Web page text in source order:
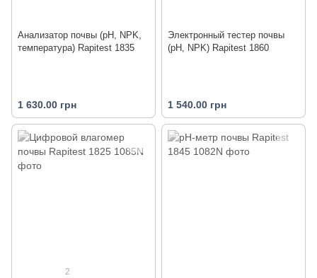
Анализатор почвы (pH, NPK,
температура) Rapitest 1835
1 630.00 грн
Электронный тестер почвы
(pH, NPK) Rapitest 1860
1 540.00 грн
2